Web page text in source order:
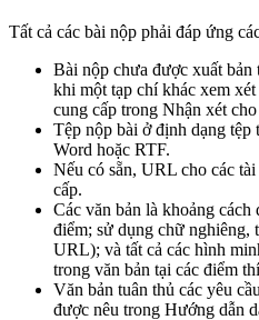
Tất cả các bài nộp phải đáp ứng
Bài nộp chưa được xuất
khi một tạp chí khác xem
cung cấp trong Nhận xét
Tệp nộp bài ở định dạng
Word hoặc RTF.
Nếu có sẵn, URL cho các
cấp.
Các văn bản là khoảng
điểm; sử dụng chữ nghiêng,
URL); và tất cả các hình
trong văn bản tại các điểm
Văn bản tuân thủ các yêu
được nêu trong Hướng dẫn